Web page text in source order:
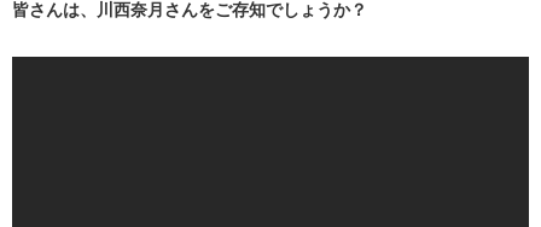
皆さんは、川西奈月さんをご存知でしょうか？